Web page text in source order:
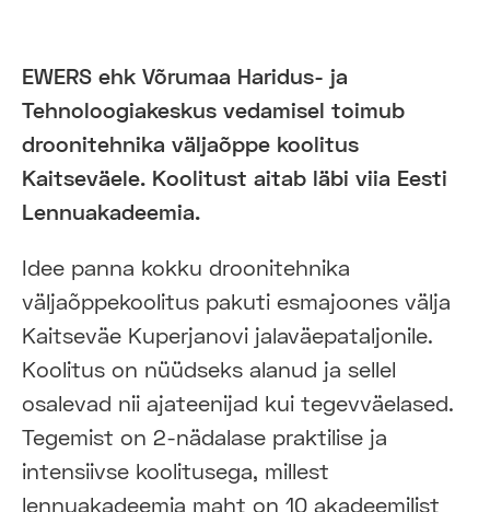
EWERS ehk Võrumaa Haridus- ja
Tehnoloogiakeskus vedamisel toimub
droonitehnika väljaõppe koolitus
Kaitseväele. Koolitust aitab läbi viia Eesti
Lennuakadeemia.
Idee panna kokku droonitehnika
väljaõppekoolitus pakuti esmajoones välja
Kaitseväe Kuperjanovi jalaväepataljonile.
Koolitus on nüüdseks alanud ja sellel
osalevad nii ajateenijad kui tegevväelased.
Tegemist on 2-nädalase praktilise ja
intensiivse koolitusega, millest
lennuakadeemia maht on 10 akadeemilist